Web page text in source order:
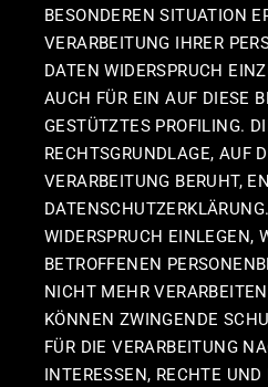
BESONDEREN SITUATION
VERARBEITUNG IHRER
DATEN WIDERSPRUCH
AUCH FÜR EIN AUF DIESE
GESTÜTZTES PROFILING.
RECHTSGRUNDLAGE, AUF
VERARBEITUNG BERUHT,
WIDERSPRUCH EINLEGEN,
BETROFFENEN
NICHT MEHR
KÖNNEN ZWINGENDE
FÜR DIE VERARBEITUNG
INTERESSEN, RECHTE UND